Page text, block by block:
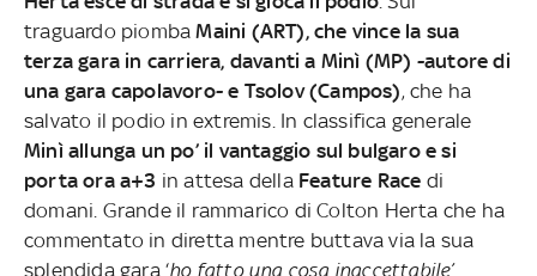
traguardo piombaMaini (ART), che vince la sua
terza gara in carriera, davanti a Minì (MP) -autore di
una gara capolavoro- e Tsolov (Campos), che ha
salvato il podio in extremis. In classifica generale
Minì allunga un po’ il vantaggio sul bulgaro e si
porta ora a+3 in attesa della Feature Race di
domani. Grande il rammarico di Colton Herta che ha
commentato in diretta mentre buttava via la sua
splendida gara ‘ho fatto una cosa inaccettabile’.